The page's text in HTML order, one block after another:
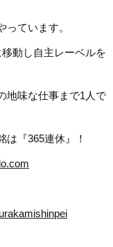
っています。
動し自主レーベルを
地味な仕事まで1人で
『365連休』！